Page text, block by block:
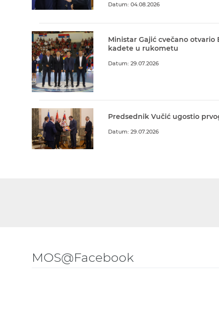
Datum: 04.08.2026
Ministar Gajić cvečano otvario
kadete u rukometu
Datum: 29.07.2026
Predsednik Vučić ugostio
Datum: 29.07.2026
MOS@Facebook